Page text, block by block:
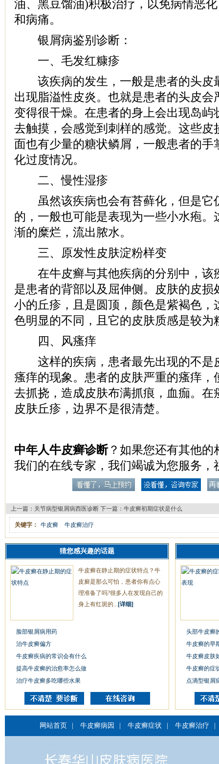
油、黑豆馏油)积极治疗，以免病情恶
和病痛。
银屑病鉴别诊断：
一、毛发红糠疹
该疾病的发生，一般是患者的头皮
出现脂溢性皮炎。也就是患者的头皮会
变得很干燥。在患者的身上会出现岛屿
去触摸，会感觉到刺样的感觉。这些皮
面也有少量的糖状鳞屑，一般患者的手
化过度情况。
二、慢性湿疹
虽然该疾病也会有苔藓化，但是它
的，一般也可能是表现为一些小水疱。
渐的糜烂，流出脓水。
三、原发性皮肤淀粉样变
在牛皮癣与其他疾病的分别中，该
是患者的背部以及屈伸侧。皮肤的皮损
小的丘疹，且是圆顶，颜色是紫褐色，
色明显的不同，且它的皮肤质感是较为
四、风瘙痒
这样的疾病，患者最先出现的不是
瘙痒的现象。患者的皮肤严重的瘙痒，
去抓挠，造成皮肤布满抓痕，血痂。在
皮肤丘疹，边界不是很清楚。
中年人牛皮癣诊断？如果您还有其他的
我们的在线专家，我们竭诚为您服务，
上一篇： 关节病型银屑病西医诊断 下一篇： 牛皮癣初期症状是什么
关键字： 牛皮癣 牛皮癣治疗
猜您感兴趣的话题
牛皮癣在静止期的症状特点？牛
皮廯是那么可怕，患者你有点心
理准备了吗?很多人在发现自己的
身上有红斑的... [详细]
脸部银屑病用药
治牛皮癣偏方
牛皮癣疾病的常识会有什么
提高牛皮癣的治愈率怎么做
治疗牛皮癣多吃哪些水果
头部牛皮癣
牛皮癣的早
牛皮癣皮肤
牛皮癣的症
点滴型银屑
网站首页 牛皮癣病因 牛皮癣症状 牛皮癣治疗